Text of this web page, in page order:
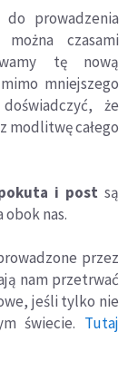
prowadzenia
czasami
tę nową
mniejszego
że
modlitwę całego
i post są
obok nas.
przez
nam przetrwać
jeśli tylko nie
świecie. Tutaj